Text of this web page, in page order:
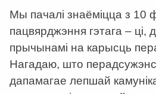
Мы пачалі знаёміцца з 10
пацвярджэння гэтага – ці,
прычынамі на карысць
Нагадаю, што
дапамагае лепшай